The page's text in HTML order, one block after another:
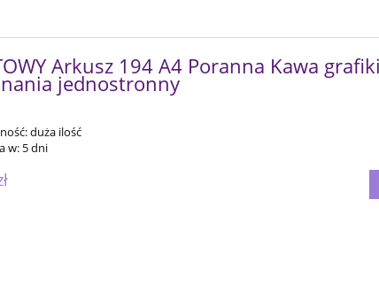
Arkusz 194 A4 Poranna Kawa
jednostronny
duża ilość
w: 5 dni